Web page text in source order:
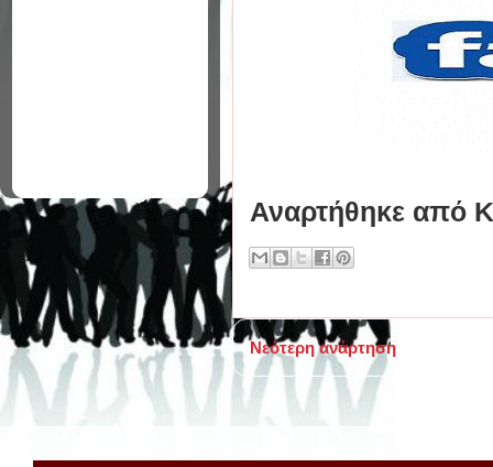
Αναρτήθηκε από
Νεότερη ανάρτηση